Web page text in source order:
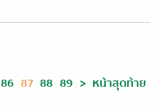
86 87 88 89 > หน้าสุดท้าย